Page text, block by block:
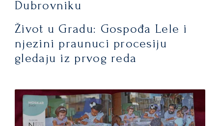
Dubrovniku
Život u Gradu: Gospođa Lele i
njezini praunuci procesiju
gledaju iz prvog reda